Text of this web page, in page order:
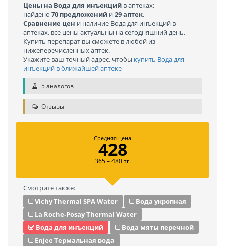
Цены на Вода для инъекций в аптеках:
найдено 70 предложений и29 аптек.
Сравнение цен и наличие Вода для инъекций в
аптеках, все цены актуальны на сегодняшний день.
Купить перепарат вы сможете в любой из
нижеперечисленных аптек.
Укажите ваш точный адрес, чтобы купить Вода для
инъекций в ближайшей аптеке
5 аналогов
Отзывы
Средняя цена
428
365 – 480 тг.
Смотрите также:
Vichy Thermal SPA Water
Вода укропная
La Roche-Posay Thermal Water
Вода для инъекций
Вода мяты перечной
Enjee Термальная вода